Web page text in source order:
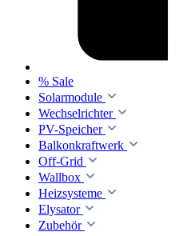
% Sale
Solarmodule
Wechselrichter
PV-Speicher
Balkonkraftwerk
Off-Grid
Wallbox
Heizsysteme
Elysator
Zubehör